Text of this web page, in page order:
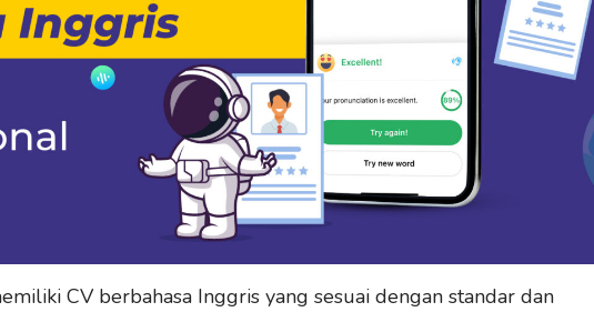
CV berbahasa Inggris yang sesuai dengan standar dan